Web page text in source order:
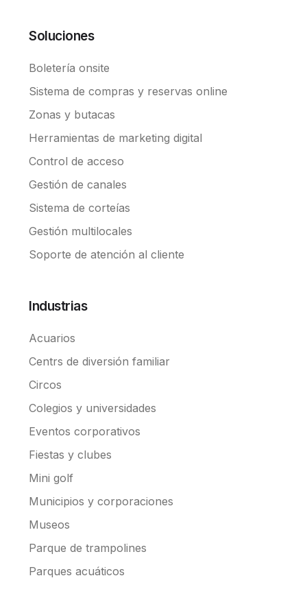
Soluciones
Boletería onsite
Sistema de compras y reservas online
Zonas y butacas
Herramientas de marketing digital
Control de acceso
Gestión de canales
Sistema de corteías
Gestión multilocales
Soporte de atención al cliente
Industrias
Acuarios
Centrs de diversión familiar
Circos
Colegios y universidades
Eventos corporativos
Fiestas y clubes
Mini golf
Municipios y corporaciones
Museos
Parque de trampolines
Parques acuáticos